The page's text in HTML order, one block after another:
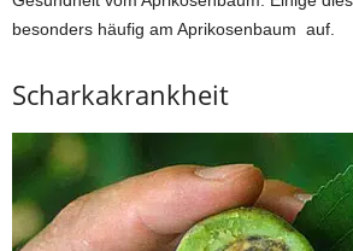
besonders häufig am Aprikosenbaum auf.
Scharkakrankheit